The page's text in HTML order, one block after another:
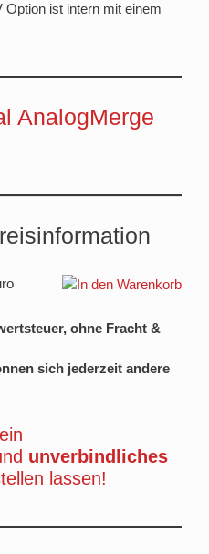
Option ist intern mit einem
AnalogMerge
ohne Fracht &
sich jederzeit andere
unverbindliches
lassen!